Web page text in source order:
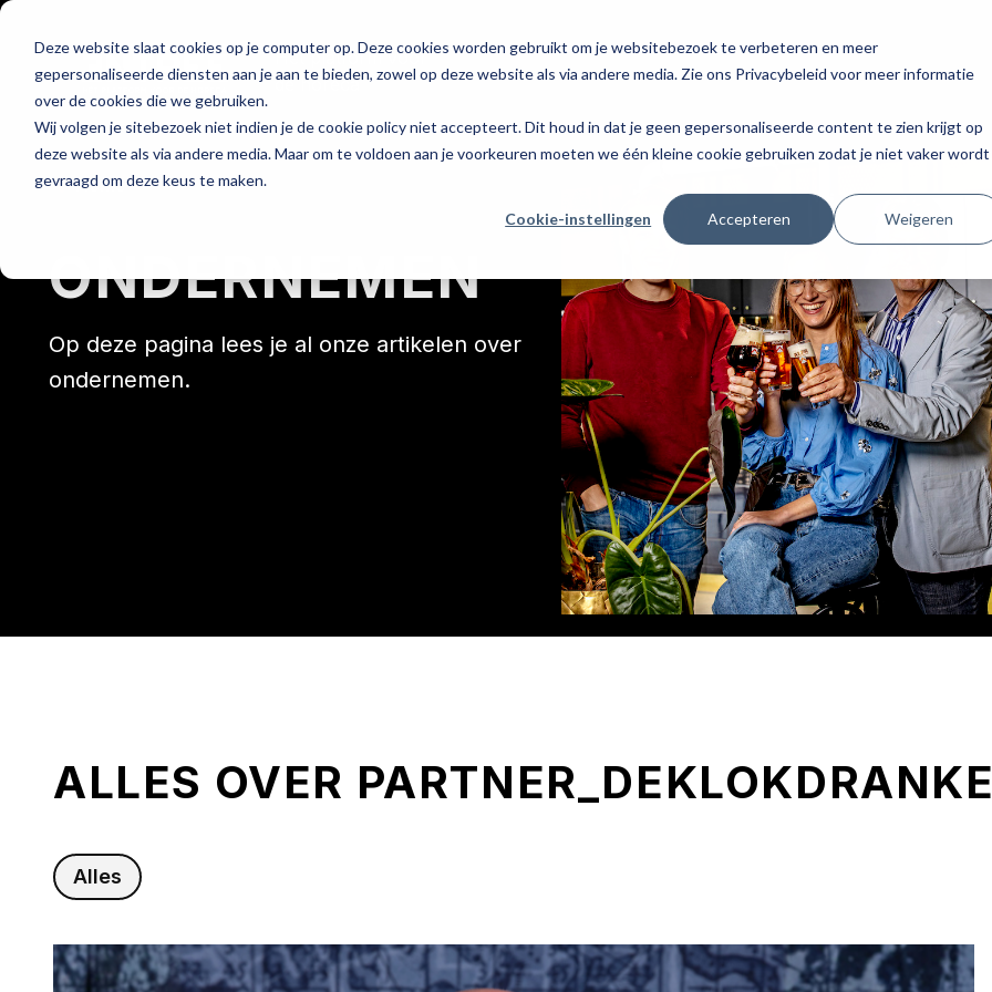
Deze website slaat cookies op je computer op. Deze cookies worden gebruikt om je websitebezoek te verbeteren en meer
gepersonaliseerde diensten aan je aan te bieden, zowel op deze website als via andere media. Zie ons Privacybeleid voor meer informatie
over de cookies die we gebruiken.
Wij volgen je sitebezoek niet indien je de cookie policy niet accepteert. Dit houd in dat je geen gepersonaliseerde content te zien krijgt op
deze website als via andere media. Maar om te voldoen aan je voorkeuren moeten we één kleine cookie gebruiken zodat je niet vaker wordt
gevraagd om deze keus te maken.
Cookie-instellingen Accepteren Weigeren
Hét platform voor
de horeca
Home
ONDERNEMEN
Op deze pagina lees je al onze artikelen over
ondernemen.
ALLES OVER
Alles